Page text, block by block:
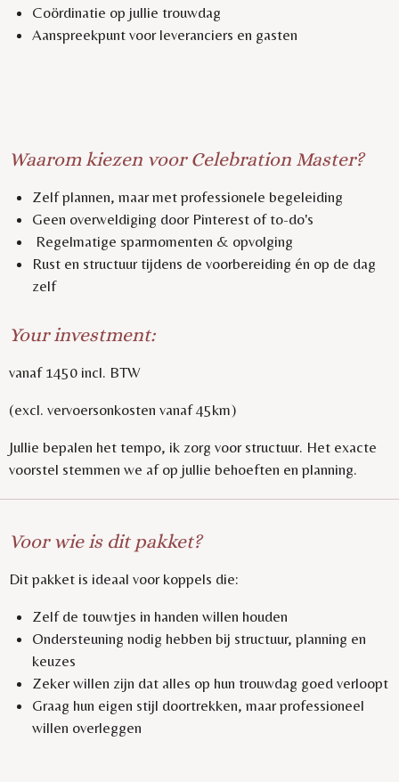
Coördinatie op jullie trouwdag
Aanspreekpunt voor leveranciers en gasten
Waarom kiezen voor Celebration Master?
Zelf plannen, maar met professionele begeleiding
Geen overweldiging door Pinterest of to-do's
Regelmatige sparmomenten & opvolging
Rust en structuur tijdens de voorbereiding én op de dag
zelf
Your investment:
vanaf 1450 incl. BTW
(excl. vervoersonkosten vanaf 45km)
Jullie bepalen het tempo, ik zorg voor structuur. Het exacte
voorstel stemmen we af op jullie behoeften en planning.
Voor wie is dit pakket?
Dit pakket is ideaal voor koppels die:
Zelf de touwtjes in handen willen houden
Ondersteuning nodig hebben bij structuur, planning en
keuzes
Zeker willen zijn dat alles op hun trouwdag goed verloopt
Graag hun eigen stijl doortrekken, maar professioneel
willen overleggen